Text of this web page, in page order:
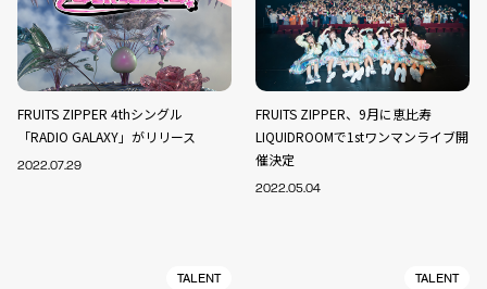
FRUITS ZIPPER 4thシングル
「RADIO GALAXY」がリリース
2022.07.29
FRUITS ZIPPER、9月に恵比寿
LIQUIDROOMで1stワンマンライブ開
催決定
2022.05.04
TALENT TALENT